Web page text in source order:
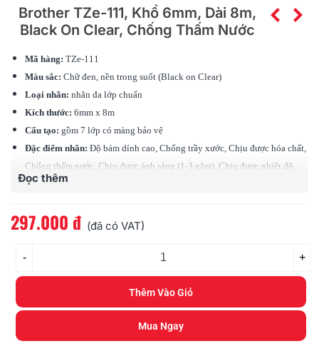
Brother TZe-111, Khổ 6mm, Dài 8m,
Black On Clear, Chống Thấm Nước
Mã hàng: TZe-111
Màu sắc: Chữ đen, nền trong suốt (Black on Clear)
Loại nhãn: nhãn đa lớp chuẩn
Kích thước: 6mm x 8m
Cấu tạo: gồm 7 lớp có màng bảo vệ
Đặc điểm nhãn: Độ bám dính cao, Chống trầy xước, Chịu được hóa chất,
Chống thấm nước, Chịu được ánh sáng (1-3 năm), Chịu được nhiệt độ
(-80 độ - 200 độ C)
Đọc thêm
297.000 đ (đã có VAT)
- +
Thêm Vào Giỏ
Mua Ngay